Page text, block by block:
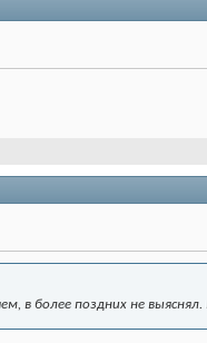
в более поздних не